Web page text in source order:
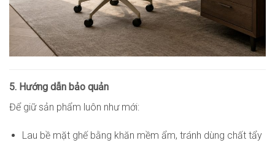
5. Hướng dẫn bảo quản
Để giữ sản phẩm luôn như mới:
Lau bề mặt ghế bằng khăn mềm ẩm, tránh dùng chất tẩy